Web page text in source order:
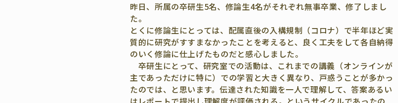
昨日、所属の卒研生5名、修論生4名がそれぞれ無事卒業、修了しまし
た。
とくに修論生にとっては、配属直後の入構規制（コロナ） で半年ほど実
質的に研究がすすまなかったことを考えると、 良く工夫をして各自納得
のいく修論に仕上げたものだと感心しました。
卒研生にとって、研究室での活動は、これまでの講義（オンラインが
主であっただけに特に）での学習と大きく異なり、 戸惑うことが多かっ
たのでは、と思います。伝達された知識を一人で理解して、 答案あるい